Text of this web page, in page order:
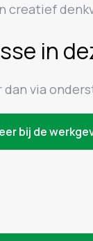
creatief
in
via
bij de